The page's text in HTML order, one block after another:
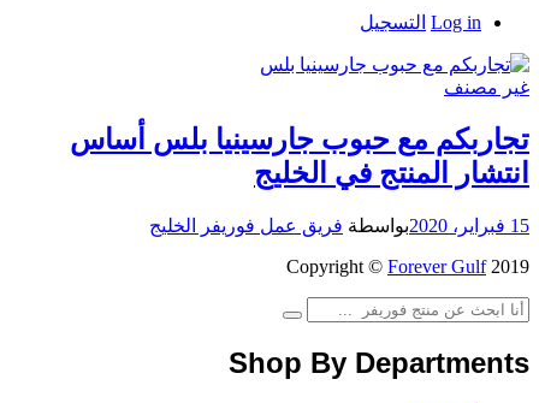
Log in التسجيل
غير مصنف
تجاربكم مع حبوب جارسينيا بلس أساس
انتشار المنتج في الخليج
15 فبراير، 2020 بواسطة فريق عمل فوريفر الخليج
Copyright © Forever Gulf2019
Shop By Departments